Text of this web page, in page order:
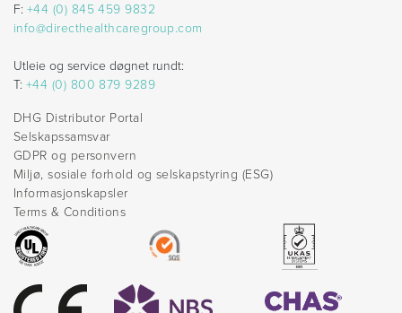
F: +44 (0) 845 459 9832
info@directhealthcaregroup.com
Utleie og service døgnet rundt:
T: +44 (0) 800 879 9289
DHG Distributor Portal
Selskapssamsvar
GDPR og personvern
Miljø, sosiale forhold og selskapstyring (ESG)
Informasjonskapsler
Terms & Conditions